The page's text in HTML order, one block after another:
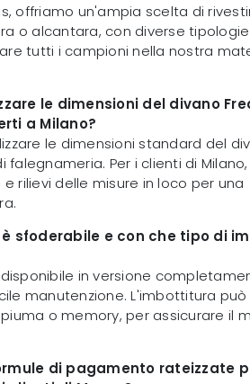
offriamo un'ampia scelta di
o alcantara, con diverse
tutti i campioni nella nostra
le dimensioni del divano
a Milano?
le dimensioni standard del
falegnameria. Per i clienti di
rilievi delle misure in loco per una
è sfoderabile e con che tipo di
disponibile in versione
manutenzione. L'imbottitura può
o memory, per assicurare il
di pagamento rateizzate